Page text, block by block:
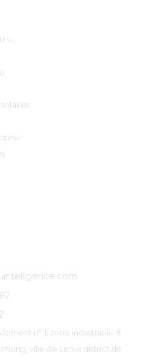
n° 1, zone industrielle 8
ville de Lishui, district de